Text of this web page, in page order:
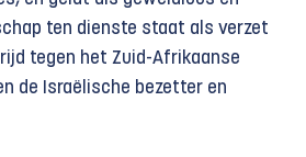
ten dienste staat als verzet
tegen het Zuid-Afrikaanse
de Israëlische bezetter en